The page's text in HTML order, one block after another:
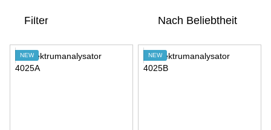
Filter Nach Beliebtheit
NEW NEW